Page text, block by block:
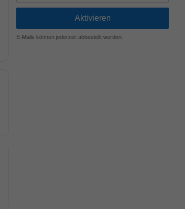
E-Mails können jederzeit abbestellt werden.